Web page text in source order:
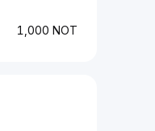
1,000 NOT